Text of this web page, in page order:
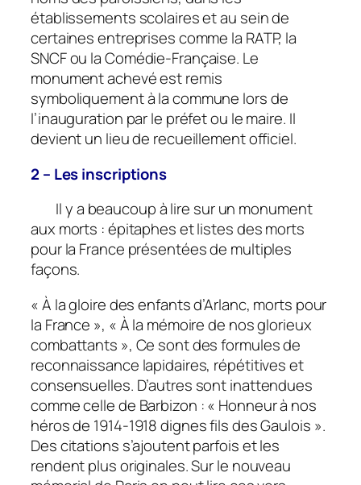
établissements scolaires et au sein de
certaines entreprises comme la RATP, la
SNCF ou la Comédie-Française. Le
monument achevé est remis
symboliquement à la commune lors de
l’inauguration par le préfet ou le maire. Il
devient un lieu de recueillement officiel.
2 – Les inscriptions
Il y a beaucoup à lire sur un monument
aux morts : épitaphes et listes des morts
pour la France présentées de multiples
façons.
« À la gloire des enfants d’Arlanc, morts pour
la France », « À la mémoire de nos glorieux
combattants », Ce sont des formules de
reconnaissance lapidaires, répétitives et
consensuelles. D’autres sont inattendues
comme celle de Barbizon : « Honneur à nos
héros de 1914-1918 dignes fils des Gaulois ».
Des citations s’ajoutent parfois et les
rendent plus originales. Sur le nouveau